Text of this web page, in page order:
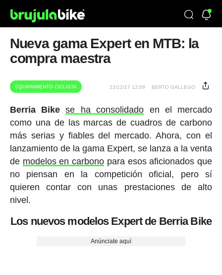
Nueva gama Expert en MTB: la
compra maestra
EQUIPAMIENTO CICLISTA 23/12/17 12:09 BERTO GALLEGO
Berria Bike se ha consolidado en el mercado
como una de las marcas de cuadros de carbono
más serias y fiables del mercado. Ahora, con el
lanzamiento de la gama Expert, se lanza a la venta
de modelos en carbono para esos aficionados que
no piensan en la competición oficial, pero sí
quieren contar con unas prestaciones de alto
nivel.
Los nuevos modelos Expert de Berria Bike
Anúnciate aquí